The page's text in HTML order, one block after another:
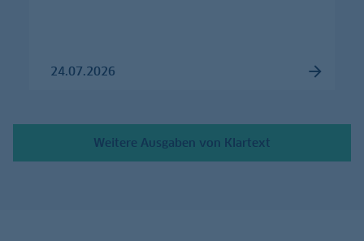
24.07.2026
Weitere Ausgaben von Klartext